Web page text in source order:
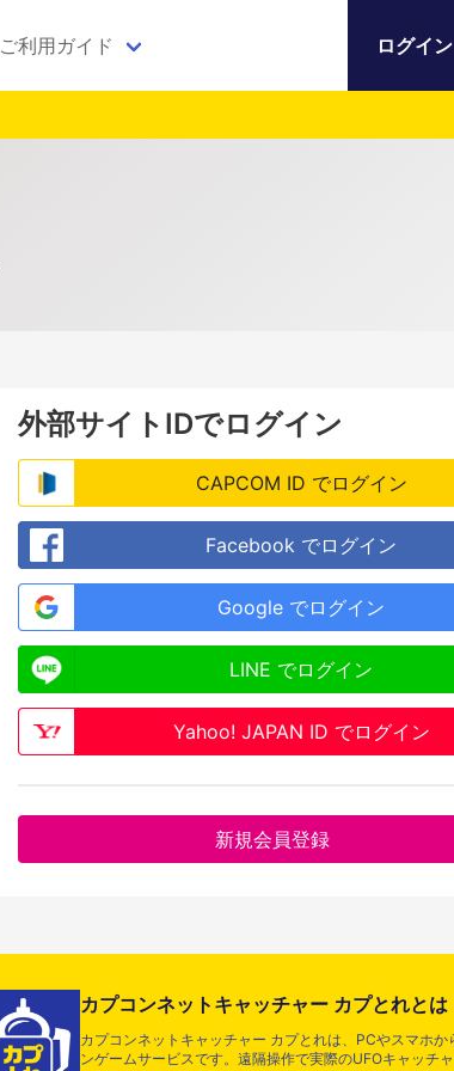
ご利用ガイド ログイン
外部サイトIDでログイン
CAPCOM ID でログイン
Facebook でログイン
Google でログイン
LINE でログイン
Yahoo! JAPAN ID でログイン
新規会員登録
カプコンネットキャッチャー カプとれとは
カプコンネットキャッチャー カプとれは、PCやスマホ
ンゲームサービスです。遠隔操作で実際のUFOキャッチ